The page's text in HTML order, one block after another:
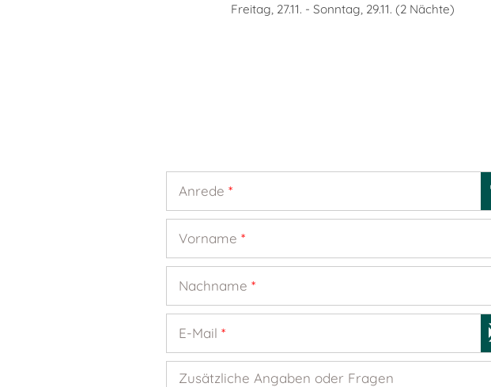
Freitag, 27.11. -Sonntag, 29.11. (2 Nächte)
Anrede*
Vorname*
Nachname*
E-Mail*
Zusätzliche Angaben oder Fragen